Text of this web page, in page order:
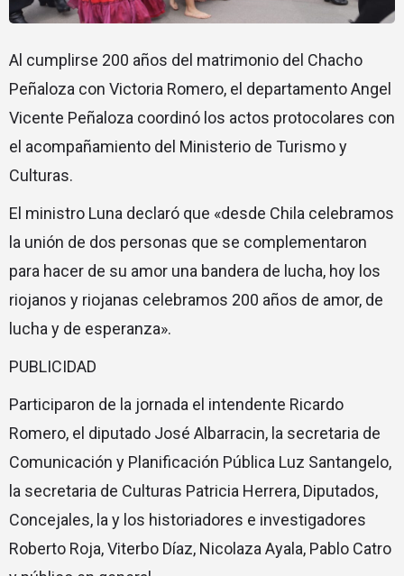
Al cumplirse 200 años del matrimonio del Chacho
Peñaloza con Victoria Romero, el departamento Angel
Vicente Peñaloza coordinó los actos protocolares con
el acompañamiento del Ministerio de Turismo y
Culturas.
El ministro Luna declaró que «desde Chila celebramos
la unión de dos personas que se complementaron
para hacer de su amor una bandera de lucha, hoy los
riojanos y riojanas celebramos 200 años de amor, de
lucha y de esperanza».
PUBLICIDAD
Participaron de la jornada el intendente Ricardo
Romero, el diputado José Albarracin, la secretaria de
Comunicación y Planificación Pública Luz Santangelo,
la secretaria de Culturas Patricia Herrera, Diputados,
Concejales, la y los historiadores e investigadores
Roberto Roja, Viterbo Díaz, Nicolaza Ayala, Pablo Catro